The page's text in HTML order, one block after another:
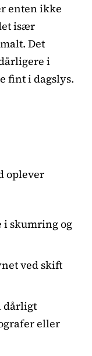
enten ikke
især
Det
i
fint i dagslys.
oplever
i skumring og
ved skift
dårligt
eller